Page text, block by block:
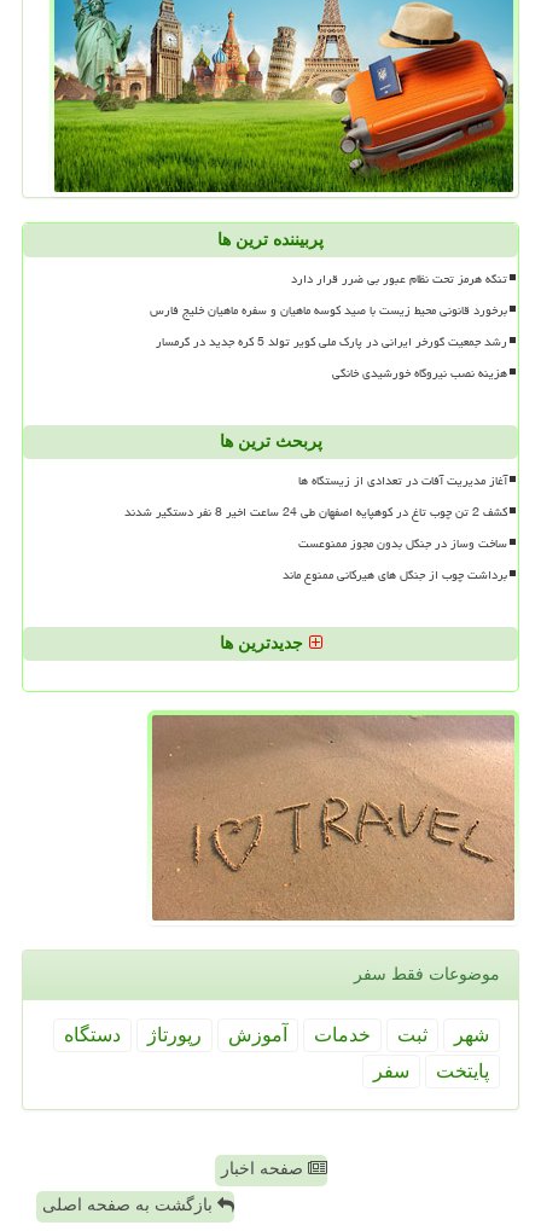
پربیننده ترین ها
تنگه هرمز تحت نظام عبور بی ضرر قرار دارد
برخورد قانونی محیط زیست با صید کوسه ماهیان و سفره ماهیان خلیج فارس
رشد جمعیت گورخر ایرانی در پارک ملی کویر تولد 5 کره جدید در گرمسار
هزینه نصب نیروگاه خورشیدی خانگی
پربحث ترین ها
آغاز مدیریت آفات در تعدادی از زیستگاه ها
کشف 2 تن چوب تاغ در کوهپایه اصفهان طی 24 ساعت اخیر 8 نفر دستگیر شدند
ساخت وساز در جنگل بدون مجوز ممنوعست
برداشت چوب از جنگل های هیرکانی ممنوع ماند
جدیدترین ها
موضوعات فقط سفر
شهر ثبت خدمات آموزش رپورتاژ
دستگاه
پایتخت
سفر
صفحه اخبار
بازگشت به صفحه اصلی